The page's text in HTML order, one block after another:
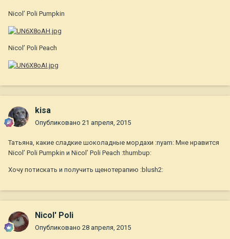
Nicol’ Poli Pumpkin
Nicol’ Poli Peach
kisa
Опубликовано 21 апреля, 2015
Татьяна, какие сладкие шоколадные мордахи :nyam: Мне нравится
Nicol’ Poli Pumpkin и Nicol’ Poli Peach :thumbup:
Хочу потискать и получить щенотерапию :blush2:
Nicol' Poli
Опубликовано 28 апреля, 2015